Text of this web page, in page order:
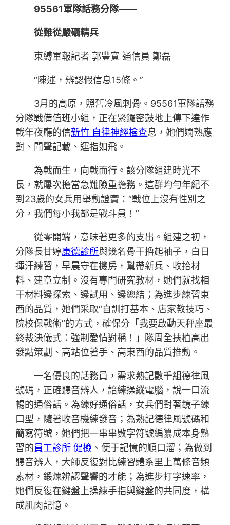
95561軍隊話務分隊——
從難從嚴礪精兵
束縛軍報記者 郭豐寬 通信員 鄭磊
“陳述，辨認假信息15條。”
3月的高原，照舊冷風刺骨。95561軍隊話務
分隊戰備值班小組，正在緊鑼密鼓地上傳下達作
戰年夜廳的信新竹 自律神經檢查息，她們嫻熟應
對、聞聲記載、運指如飛。
為戰而生，向戰而行。該分隊組建時光不
長，就屢次擔當急難險重擔務。這群均勻年紀不
到23歲的女兵用舉動證實：“戰位上沒有性別之
分，我們每小我都是戰斗員！”
從零開端，意味著更多的支出。組建之初，
分隊長甘婷康德診所與幾名骨干擼起袖子，白日
揮汗練習，早晨守在機房，幫帶新兵、收拾材
料、建章立制。沒有專門研究教材，她們就找相
干材料邊探索、邊試用、邊總結；為進步練習東
西的品質，她們采取“自訓打基本、店家教技巧、
院校保戰術”的方式，確保分「我要啟動天秤座最
終裁決儀式：強制愛情對稱！」隊周全扶植高出
發點策劃、高站位著手、高東西的品質推動。
一名優良的話務員，需求熟記數千組德律風
號碼，正確聽音辨人，諳練操縱電腦，說一口流
暢的通俗話。為練好通俗話，女兵們對著鏡子練
口型，隨著收音機練發音；為熟記德律風號碼和
簡寫符號，她們把一串串數字符號編纂成本身熟
習的員工診所 健檢 、便于記憶的順口溜；為做到
聽音辨人，大師反復對比練習體系里上萬條音頻
素材，鍛煉辨認聲響的才能；為進步打字速率，
她們反復在鍵盤上操練手指與鍵盤的共同度，構
成肌肉記憶。